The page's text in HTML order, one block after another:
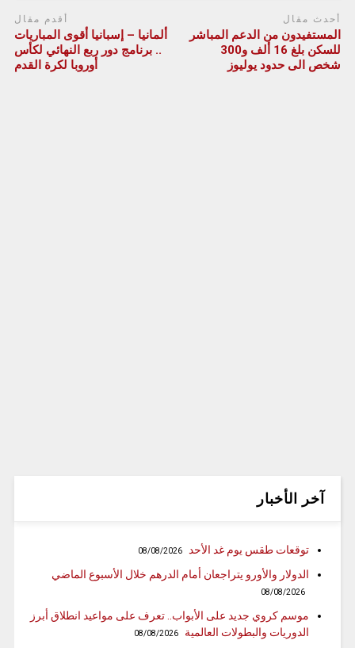
أحدث مقال
المستفيدون من الدعم المباشر
للسكن بلغ 16 ألف و300
شخص الى حدود يوليوز
أقدم مقال
ألمانيا – إسبانيا أقوى المباريات
.. برنامج دور ربع النهائي لكأس
أوروبا لكرة القدم
آخر الأخبار
توقعات طقس يوم غد الأحد 08/08/2026
الدولار والأورو يتراجعان أمام الدرهم خلال الأسبوع الماضي
08/08/2026
موسم كروي جديد على الأبواب.. تعرف على مواعيد انطلاق أبرز
الدوريات والبطولات العالمية
08/08/2026